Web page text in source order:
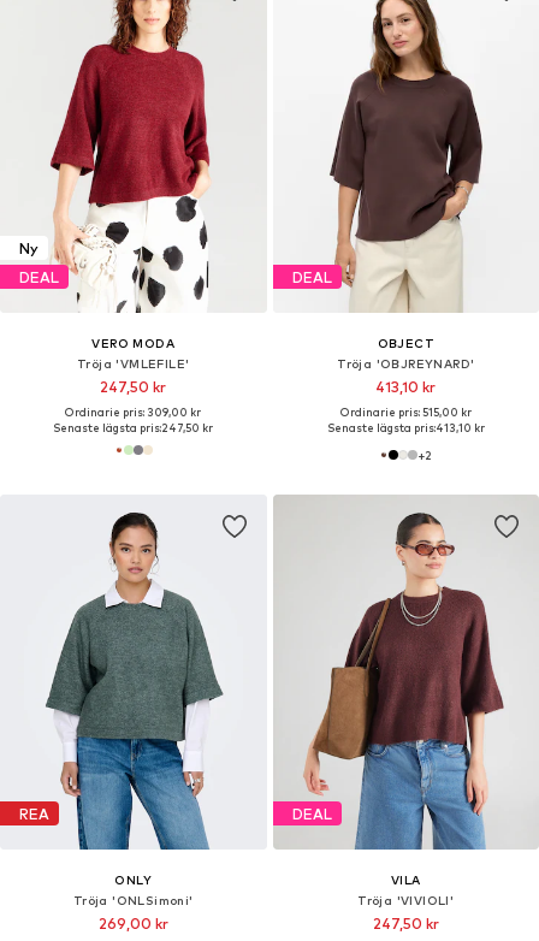
Ny
DEAL
VERO MODA
Tröja 'VMLEFILE'
247,50 kr
Ordinarie pris: 309,00 kr
Senaste lägsta pris:247,50 kr
DEAL
OBJECT
Tröja 'OBJREYNARD'
413,10 kr
Ordinarie pris: 515,00 kr
Senaste lägsta pris:413,10 kr
+2
REA
ONLY
Tröja 'ONLSimoni'
269,00 kr
DEAL
VILA
Tröja 'VIVIOLI'
247,50 kr